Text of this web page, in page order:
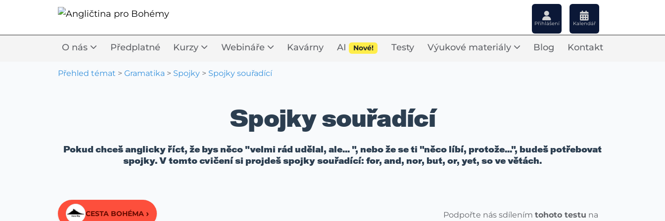
Přihlášení Kalendář
O nás Předplatné Kurzy Webináře Kavárny AI Nové! Testy Výukové materiály Blog Kontakt
Přehled témat > Gramatika > Spojky > Spojky souřadící
Spojky souřadící
Pokud chceš anglicky říct, že bys něco "velmi rád udělal, ale... ", nebo že se ti "něco líbí, protože...", budeš potřebovat
spojky. V tomto cvičení si projdeš spojky souřadící: for, and, nor, but, or, yet, so ve větách.
CESTA BOHÉMA › Podpořte nás sdílením tohoto testu na